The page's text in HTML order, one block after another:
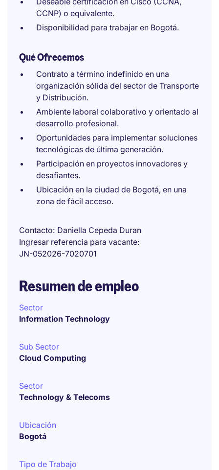
CCNP) o equivalente.
Disponibilidad para trabajar en Bogotá.
Qué Ofrecemos
Contrato a término indefinido en una
organización sólida del sector de Transporte
y Distribución.
Ambiente laboral colaborativo y orientado al
desarrollo profesional.
Oportunidades para implementar soluciones
tecnológicas de última generación.
Participación en proyectos innovadores y
desafiantes.
Ubicación en la ciudad de Bogotá, en una
zona de fácil acceso.
Contacto Daniella Cepeda Duran
Ingresar referencia para vacante
JN-052026-7020701
Resumen de empleo
Sector
Information Technology
Sub Sector
Cloud Computing
Sector
Technology & Telecoms
Ubicación
Bogotá
Tipo de Trabajo